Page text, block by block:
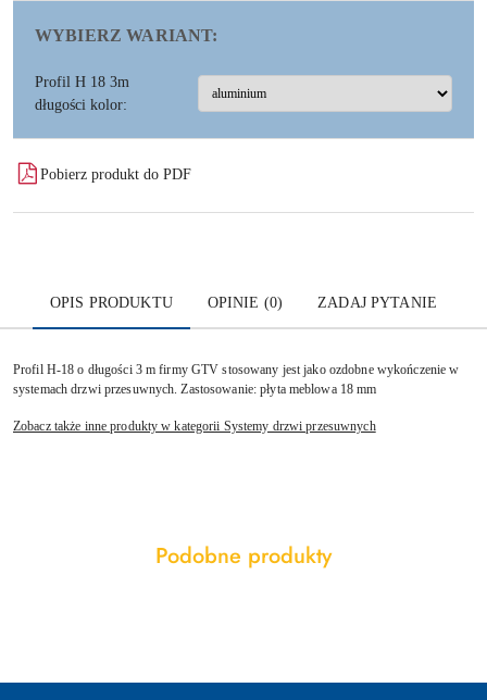
WYBIERZ WARIANT:
Profil H 18 3m
długości kolor:
Pobierz produkt do PDF
OPIS PRODUKTU OPINIE (0) ZADAJ PYTANIE
Profil H-18 o długości 3 m firmy GTV stosowany jest jako ozdobne wykończenie w
systemach drzwi przesuwnych. Zastosowanie: płyta meblowa 18 mm
Zobacz także inne produkty w kategorii Systemy drzwi przesuwnych
Pomiń karuzelę produktów
Produkty
Podobne produkty